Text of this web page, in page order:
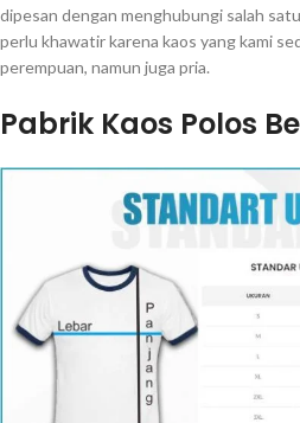
dipesan dengan menghubungi salah
perlu khawatir karena kaos yang kami
perempuan, namun juga pria.
Pabrik Kaos Polos